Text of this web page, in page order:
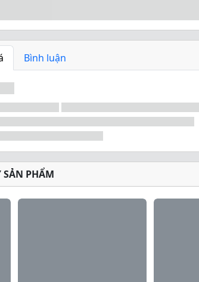
Bình luận
SẢN PHẨM